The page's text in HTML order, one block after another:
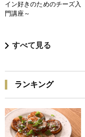
イン好きのためのチーズ入
門講座～
すべて見る
ランキング